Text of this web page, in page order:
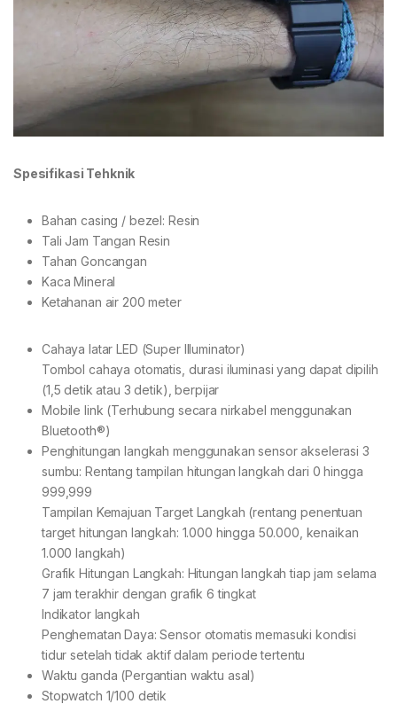
Spesifikasi Tehknik
Bahan casing / bezel: Resin
Tali Jam Tangan Resin
Tahan Goncangan
Kaca Mineral
Ketahanan air 200 meter
Cahaya latar LED (Super Illuminator)
Tombol cahaya otomatis, durasi iluminasi yang dapat dipilih
(1,5 detik atau 3 detik), berpijar
Mobile link (Terhubung secara nirkabel menggunakan
Bluetooth®)
Penghitungan langkah menggunakan sensor akselerasi 3
sumbu: Rentang tampilan hitungan langkah dari 0 hingga
999,999
Tampilan Kemajuan Target Langkah (rentang penentuan
target hitungan langkah: 1.000 hingga 50.000, kenaikan
1.000 langkah)
Grafik Hitungan Langkah: Hitungan langkah tiap jam selama
7 jam terakhir dengan grafik 6 tingkat
Indikator langkah
Penghematan Daya: Sensor otomatis memasuki kondisi
tidur setelah tidak aktif dalam periode tertentu
Waktu ganda (Pergantian waktu asal)
Stopwatch 1/100 detik